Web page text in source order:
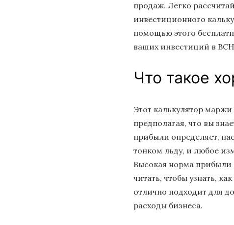
продаж. Легко
инвестиционного
помощью этого
ваших инвестиций в
Что такое
Этот калькулятор
предполагая, что вы
прибыли определяет,
тонком льду, и любое
Высокая норма прибыли
читать, чтобы узнать,
отлично подходит для
расходы бизнеса.